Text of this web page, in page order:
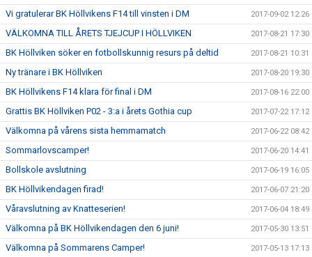
Vi gratulerar BK Höllvikens F14 till vinsten i DM
2017-09-02 12:26
VÄLKOMNA TILL ÅRETS TJEJCUP I HÖLLVIKEN 2017-08-21 17:30
BK Höllviken söker en fotbollskunnig resurs på deltid 2017-08-21 10:31
Ny tränare i BK Höllviken 2017-08-20 19:30
BK Höllvikens F14 klara för final i DM 2017-08-16 22:00
Grattis BK Höllviken P02 - 3:a i årets Gothia cup 2017-07-22 17:12
Välkomna på vårens sista hemmamatch 2017-06-22 08:42
Sommarlovscamper! 2017-06-20 14:41
Bollskole avslutning 2017-06-19 16:05
BK Höllvikendagen firad! 2017-06-07 21:20
Våravslutning av Knatteserien! 2017-06-04 18:49
Välkomna på BK Höllvikendagen den 6 juni! 2017-05-30 13:51
Välkomna på Sommarens Camper! 2017-05-13 17:13